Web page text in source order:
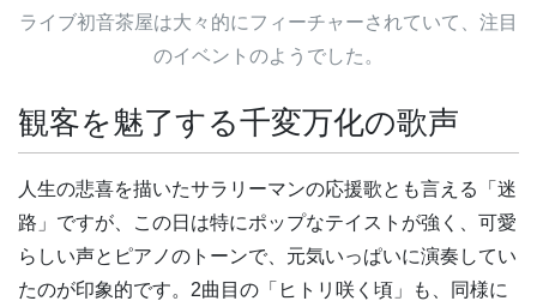
ライブ初音茶屋は大々的にフィーチャーされていて、注目
のイベントのようでした。
観客を魅了する千変万化の歌声
人生の悲喜を描いたサラリーマンの応援歌とも言える「迷
路」ですが、この日は特にポップなテイストが強く、可愛
らしい声とピアノのトーンで、元気いっぱいに演奏してい
たのが印象的です。2曲目の「ヒトリ咲く頃」も、同様に